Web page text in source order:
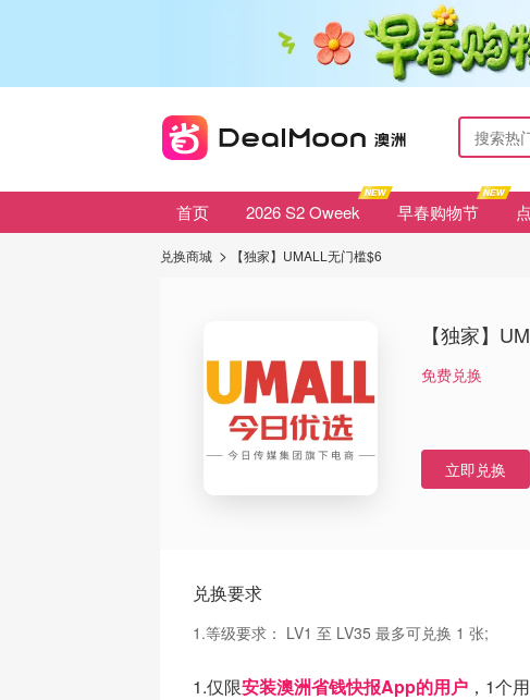
首页 2026 S2 Oweek 早春购物节
兑换商城 【独家】UMALL无门槛$6
【独家】
免费兑换
立即兑换
兑换要求
1.等级要求： LV1 至 LV35 最多可兑换 1 张;
1.仅限安装澳洲省钱快报App的用户 ，1个